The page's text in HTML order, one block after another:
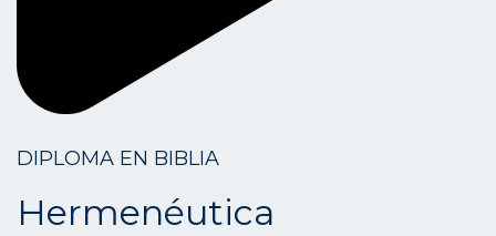
DIPLOMA EN BIBLIA
Hermenéutica